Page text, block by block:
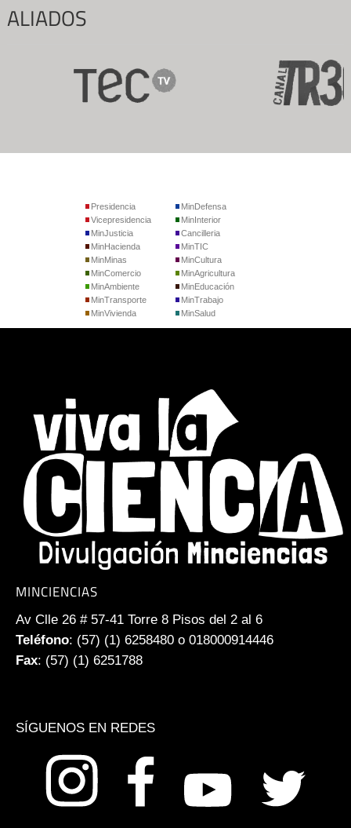
ALIADOS
Presidencia
Vicepresidencia
MinJusticia
MinDefensa
MinInterior
Cancilleria
MinHacienda
MinMinas
MinComercio
MinTIC
MinCultura
MinAgricultura
MinAmbiente
MinTransporte
MinVivienda
MinEducación
MinTrabajo
MinSalud
MINCIENCIAS
Av Clle 26 # 57-41 Torre 8 Pisos del 2 al 6
Teléfono: (57) (1) 6258480 o 018000914446
Fax: (57) (1) 6251788
SÍGUENOS EN REDES